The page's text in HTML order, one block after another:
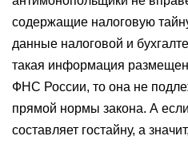
содержащие налоговую
данные налоговой и
такая информация
ФНС России, то она не
прямой нормы закона. А
составляет гостайну, а